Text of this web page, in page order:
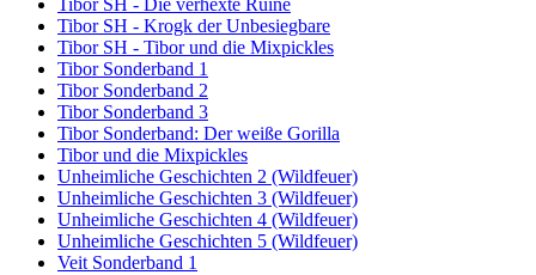
Tibor SH - Die verhexte Ruine
Tibor SH - Krogk der Unbesiegbare
Tibor SH - Tibor und die Mixpickles
Tibor Sonderband 1
Tibor Sonderband 2
Tibor Sonderband 3
Tibor Sonderband: Der weiße Gorilla
Tibor und die Mixpickles
Unheimliche Geschichten 2 (Wildfeuer)
Unheimliche Geschichten 3 (Wildfeuer)
Unheimliche Geschichten 4 (Wildfeuer)
Unheimliche Geschichten 5 (Wildfeuer)
Veit Sonderband 1